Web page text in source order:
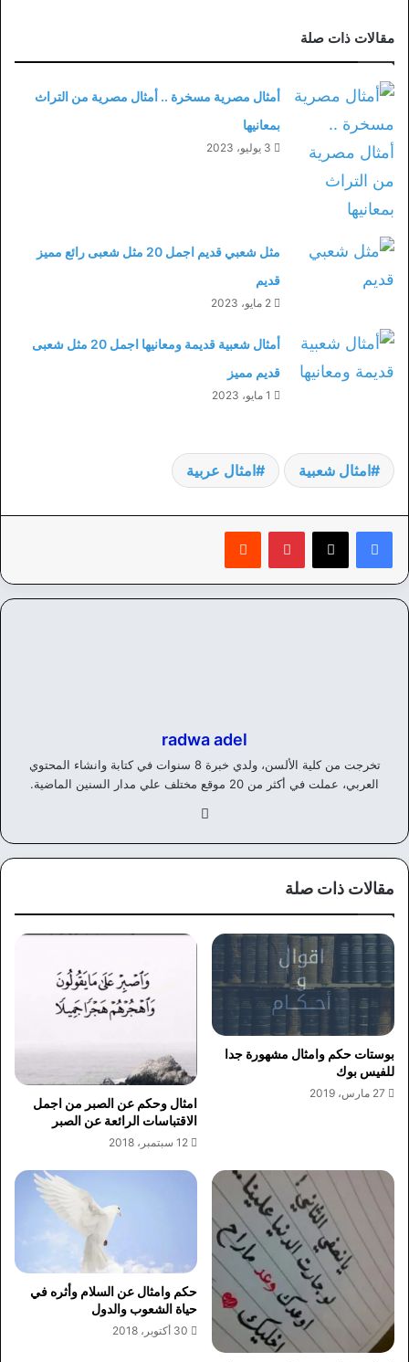
مقالات ذات صلة
أمثال مصرية مسخرة .. أمثال مصرية من التراث
بمعانيها
3 يوليو، 2023
مثل شعبي قديم اجمل 20 مثل شعبى رائع مميز
قديم
2 مايو، 2023
أمثال شعبية قديمة ومعانيها اجمل 20 مثل شعبى
قديم مميز
1 مايو، 2023
امثال شعبية امثال عربية
بينتيريست
radwa adel
تخرجت من كلية الألسن، ولدي خبرة 8 سنوات في كتابة وانشاء المحتوي
العربي، عملت في أكثر من 20 موقع مختلف علي مدار السنين الماضية.
وك
مقالات ذات صلة
بوستات حكم وامثال مشهورة جدا
للفيس بوك
27 مارس، 2019
امثال وحكم عن الصبر من اجمل
الاقتباسات الرائعة عن الصبر
12 سبتمبر، 2018
حكم وامثال عن السلام وأثره في
حياة الشعوب والدول
30 أكتوبر، 2018